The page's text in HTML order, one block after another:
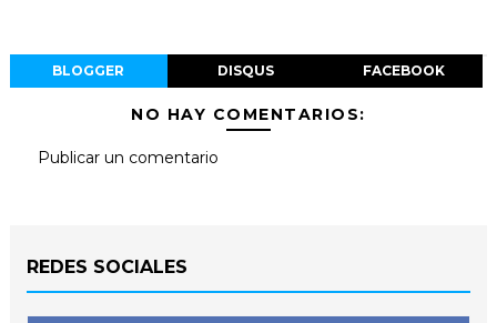
BLOGGER DISQUS FACEBOOK
NO HAY COMENTARIOS:
Publicar un comentario
REDES SOCIALES